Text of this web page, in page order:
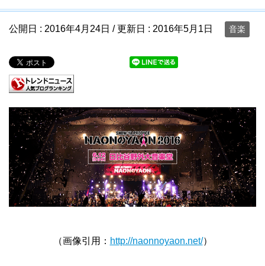
公開日 : 2016年4月24日 / 更新日 : 2016年5月1日 音楽
（画像引用： http://naonnoyaon.net/）